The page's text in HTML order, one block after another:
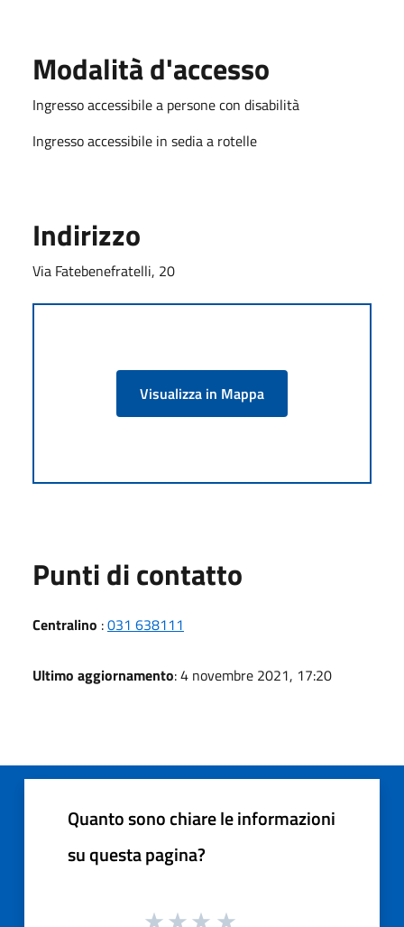
Modalità d'accesso
Ingresso accessibile a persone con disabilità
Ingresso accessibile in sedia a rotelle
Indirizzo
Via Fatebenefratelli, 20
Visualizza in Mappa
Punti di contatto
Centralino :031 638111
Ultimo aggiornamento: 4 novembre 2021, 17:20
Quanto sono chiare le informazioni
su questa pagina?